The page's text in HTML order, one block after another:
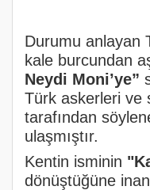
Durumu anlayan
kale burcundan
Neydi Moni’ye”
Türk askerleri ve
tarafından
ulaşmıştır.
Kentin isminin
dönüştüğüne